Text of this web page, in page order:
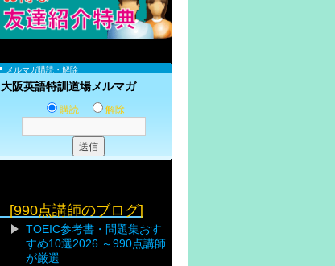
メルマガ購読・解除
大阪英語特訓道場メルマガ
購読 解除
[990点講師のブログ]
TOEIC参考書・問題集おす
すめ10選2026 ～990点講師
が厳選